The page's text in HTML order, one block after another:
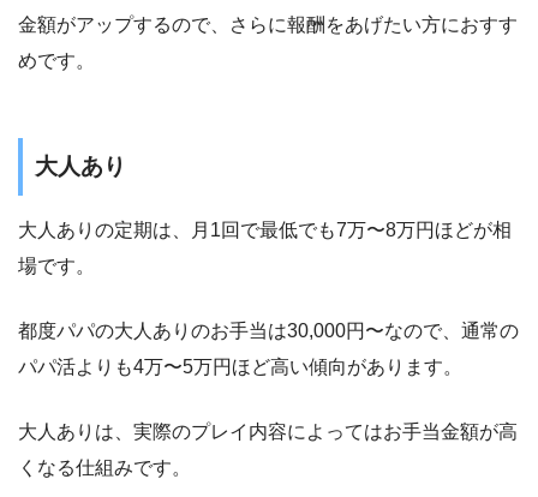
金額がアップするので、さらに報酬をあげたい方におすす
めです。
大人あり
大人ありの定期は、月1回で最低でも7万〜8万円ほどが相
場です。
都度パパの大人ありのお手当は30,000円〜なので、通常の
パパ活よりも4万〜5万円ほど高い傾向があります。
大人ありは、実際のプレイ内容によってはお手当金額が高
くなる仕組みです。